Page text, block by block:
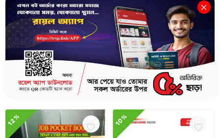
The Royal Scientific Publications নিয়ে এসেছে Job Pocket Book Series।
এই বইগুলো আপনার বিসিএসসহ সকল সরকারি, NTRCA ও প্রাথমিক শিক্ষক নিবন্ধন
পরীক্ষার প্রস্তুতিতে সহায়তা করবে ।
Related Books
12% 10%